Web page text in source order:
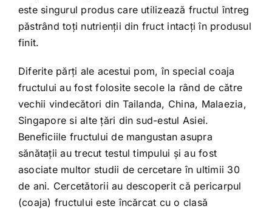
este singurul produs care utilizează fructul întreg
păstrând toţi nutrienţii din fruct intacţi în produsul
finit.
Diferite părţi ale acestui pom, în special coaja
fructului au fost folosite secole la rând de către
vechii vindecători din Tailanda, China, Malaezia,
Singapore si alte ţări din sud-estul Asiei.
Beneficiile fructului de mangustan asupra
sănătaţii au trecut testul timpului şi au fost
asociate multor studii de cercetare în ultimii 30
de ani. Cercetătorii au descoperit că pericarpul
(coaja) fructului este încărcat cu o clasă